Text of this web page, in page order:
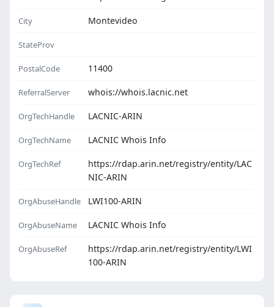
City Montevideo
StateProv
PostalCode 11400
ReferralServer whois://whois.lacnic.net
OrgTechHandle LACNIC-ARIN
OrgTechName LACNIC Whois Info
OrgTechRef
https://rdap.arin.net/registry/entity/LAC
NIC-ARIN
OrgAbuseHandle LWI100-ARIN
OrgAbuseName LACNIC Whois Info
OrgAbuseRef
https://rdap.arin.net/registry/entity/LWI
100-ARIN